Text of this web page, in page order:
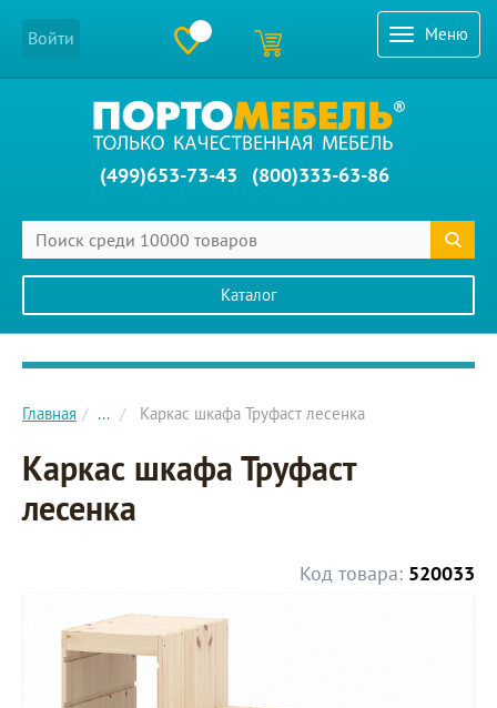
Меню
Войти
(499)653-73-43 (800)333-63-86
Каталог
Главное меню сайта
Главная ... Каркас шкафа Труфаст лесенка
Каркас шкафа Труфаст
лесенка
Код товара: 520033